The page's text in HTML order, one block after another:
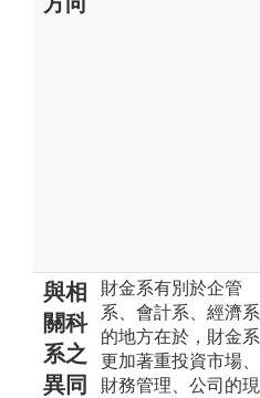
與相
關科
系之
異同
財金系有別於企管
系、會計系、經濟系
的地方在於，財金系
更加著重投資市場、
財務管理、公司的現